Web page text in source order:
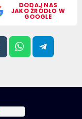
DODAJ NAS
JAKO ŹRÓDŁO W
GOOGLE